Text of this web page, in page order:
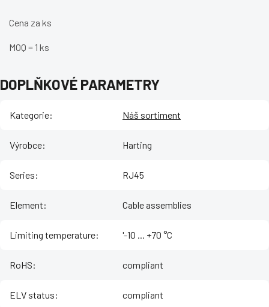
Cena za ks
MOQ = 1 ks
DOPLŇKOVÉ PARAMETRY
Kategorie: Náš sortiment
Výrobce: Harting
Series: RJ45
Element: Cable assemblies
Limiting temperature: '-10 ... +70 °C
RoHS: compliant
ELV status: compliant